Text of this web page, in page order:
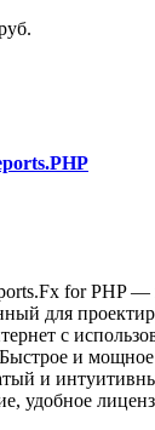
for PHP —
для
с
и
и
удобное